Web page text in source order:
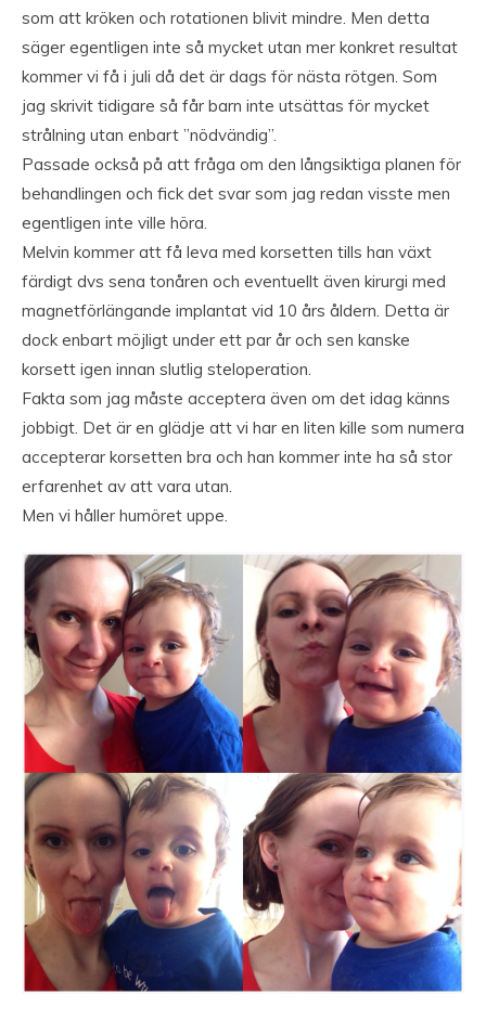
som att kröken och rotationen blivit mindre. Men detta
säger egentligen inte så mycket utan mer konkret resultat
kommer vi få i juli då det är dags för nästa rötgen. Som
jag skrivit tidigare så får barn inte utsättas för mycket
strålning utan enbart ”nödvändig”.
Passade också på att fråga om den långsiktiga planen för
behandlingen och fick det svar som jag redan visste men
egentligen inte ville höra.
Melvin kommer att få leva med korsetten tills han växt
färdigt dvs sena tonåren och eventuellt även kirurgi med
magnetförlängande implantat vid 10 års åldern. Detta är
dock enbart möjligt under ett par år och sen kanske
korsett igen innan slutlig steloperation.
Fakta som jag måste acceptera även om det idag känns
jobbigt. Det är en glädje att vi har en liten kille som numera
accepterar korsetten bra och han kommer inte ha så stor
erfarenhet av att vara utan.
Men vi håller humöret uppe.